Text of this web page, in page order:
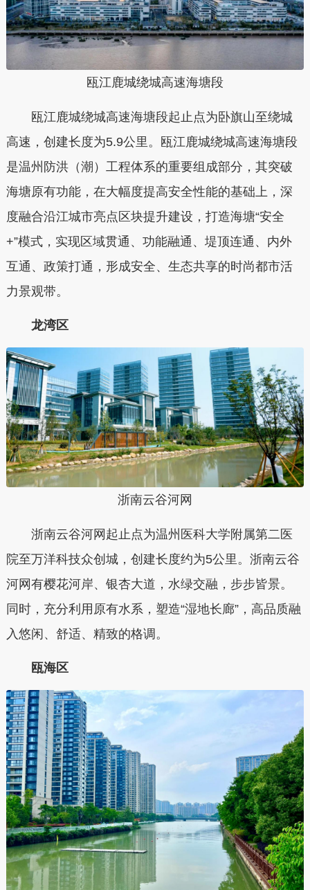
瓯江鹿城绕城高速海塘段
瓯江鹿城绕城高速海塘段起止点为卧旗山至绕城
高速，创建长度为5.9公里。瓯江鹿城绕城高速海塘段
是温州防洪（潮）工程体系的重要组成部分，其突破
海塘原有功能，在大幅度提高安全性能的基础上，深
度融合沿江城市亮点区块提升建设，打造海塘“安全
+”模式，实现区域贯通、功能融通、堤顶连通、内外
互通、政策打通，形成安全、生态共享的时尚都市活
力景观带。
龙湾区
浙南云谷河网
浙南云谷河网起止点为温州医科大学附属第二医
院至万洋科技众创城，创建长度约为5公里。浙南云谷
河网有樱花河岸、银杏大道，水绿交融，步步皆景。
同时，充分利用原有水系，塑造“湿地长廊”，高品质融
入悠闲、舒适、精致的格调。
瓯海区